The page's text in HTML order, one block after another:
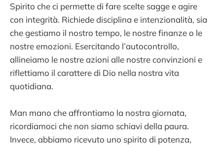
Spirito che ci permette di fare scelte sagge e agire
con integrità. Richiede disciplina e intenzionalità, sia
che gestiamo il nostro tempo, le nostre finanze o le
nostre emozioni. Esercitando l’autocontrollo,
allineiamo le nostre azioni alle nostre convinzioni e
riflettiamo il carattere di Dio nella nostra vita
quotidiana.
Man mano che affrontiamo la nostra giornata,
ricordiamoci che non siamo schiavi della paura.
Invece, abbiamo ricevuto uno spirito di potenza,